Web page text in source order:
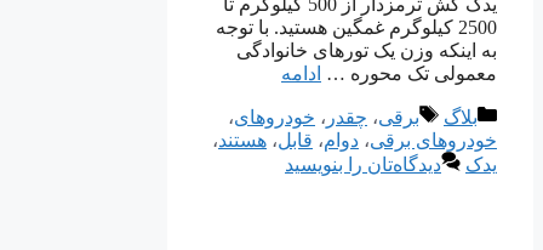
یدک کش ترمزدار از 500 کیلوگرم تا
2500 کیلوگرم غمگین هستید. با توجه
به اینکه وزن یک تورهای خانوادگی
معمولی تک محوره … ادامه
دسته‌ها
بلاگ برچسب‌ها
برقی، چقدر ، خودروهای،
خودروهای برقی، دوام، قابل، هستند،
یدک
دیدگاه‌تان را بنویسید